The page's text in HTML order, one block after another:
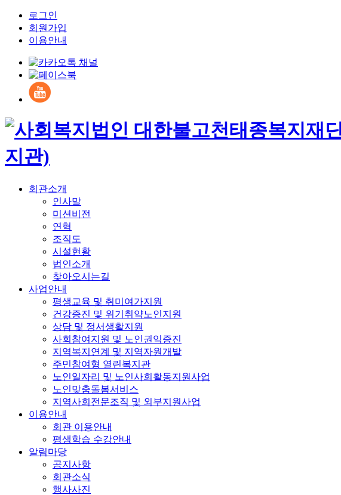
로그인
회원가입
이용안내
회관소개
인사말
미션비전
연혁
조직도
시설현황
법인소개
찾아오시는길
사업안내
평생교육 및 취미여가지원
건강증진 및 위기취약노인지원
상담 및 정서생활지원
사회참여지원 및 노인권익증진
지역복지연계 및 지역자원개발
주민참여형 열린복지관
노인일자리 및 노인사회활동지원사업
노인맞춤돌봄서비스
지역사회전문조직 및 외부지원사업
이용안내
회관 이용안내
평생학습 수강안내
알림마당
공지사항
회관소식
행사사진